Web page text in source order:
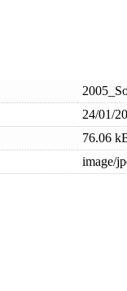
24/01/
76.06
image/